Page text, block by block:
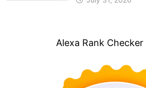
Alexa Rank Checker